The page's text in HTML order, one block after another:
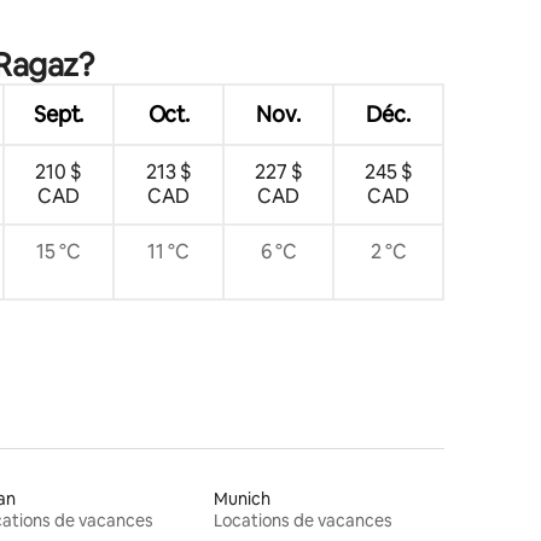
Sept. Oct. Nov. Déc.
210 $
CAD
213 $
CAD
227 $
CAD
245 $
CAD
15 °C 11 °C 6 °C 2 °C
de vacances
Munich
Locations de vacances